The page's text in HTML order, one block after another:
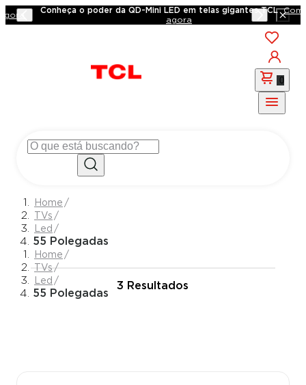
Conheça o poder da QD-Mini LED em telas gigantes TCL
agora
0
TVs
Led
55 Polegadas
TVs
Led
55 Polegadas
3 Resultados